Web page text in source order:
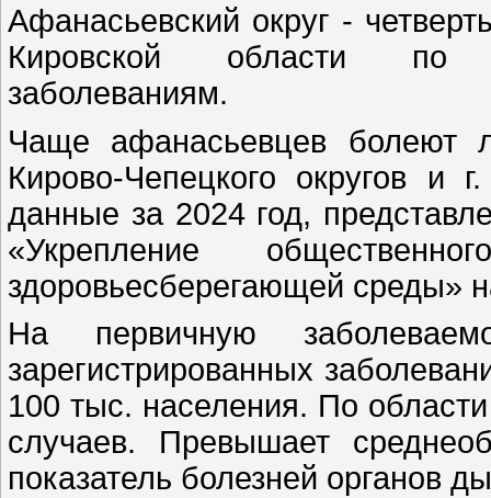
Афанасьевский округ -
Кировской области по
заболеваниям.
Чаще афанасьевцев болеют
Кирово-Чепецкого округов и
данные за 2024 год,
«Укрепление
здоровьесберегающей среды»
На первичную
зарегистрированных
100 тыс. населения. По
случаев. Превышает
показатель болезней органов